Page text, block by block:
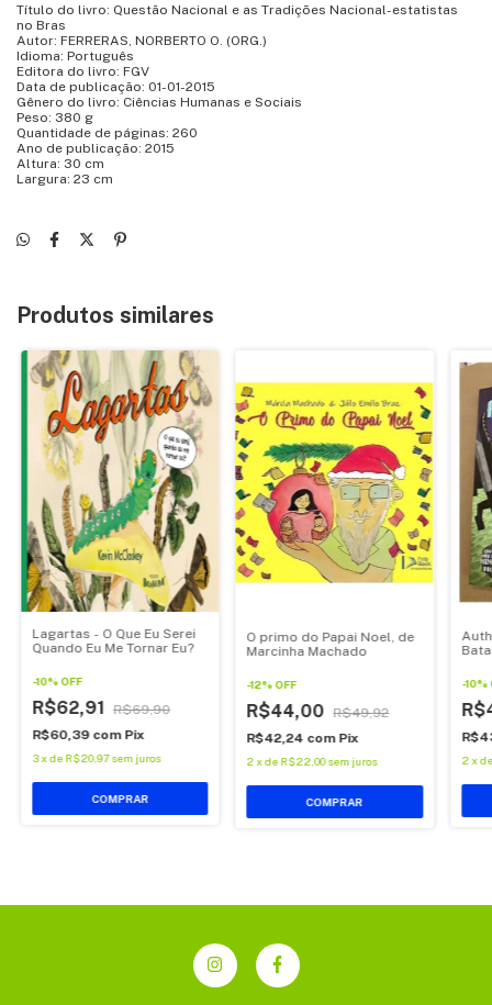
Título do livro: Questão Nacional e as Tradições Nacional-estatistas
no Bras
Autor: FERRERAS, NORBERTO O. (ORG.)
Idioma: Português
Editora do livro: FGV
Data de publicação: 01-01-2015
Gênero do livro: Ciências Humanas e Sociais
Peso: 380 g
Quantidade de páginas: 260
Ano de publicação: 2015
Altura: 30 cm
Largura: 23 cm
Produtos similares
Lagartas - O Que Eu Serei
Quando Eu Me Tornar Eu?
-10%OFF
R$62,91
R$69,90
R$60,39 com Pix
3xdeR$20,97 sem juros
COMPRAR
O primo do Papai Noel, de
Marcinha Machado
-12%OFF
R$44,00
R$49,92
R$42,24 com Pix
2 xdeR$22,00 sem juros
-10%
2x